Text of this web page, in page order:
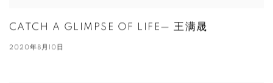
CATCH A GLIMPSE OF LIFE— 王满晟
2020年8月10日